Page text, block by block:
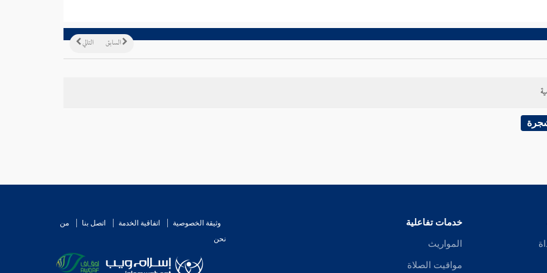
التالي السابق
خدمات تفاعلية
المواريث
مواقيت الصلاة
وثيقة الخصوصية اتفاقية الخدمة اتصل بنا
من
نحن